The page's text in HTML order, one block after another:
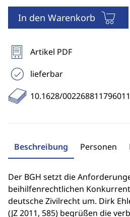
In den Warenkorb
Artikel PDF
lieferbar
10.1628/
Beschreibung Personen
Der BGH setzt die
beihilfenrechtlichen
deutsche Zivilrecht um. Dirk
(JZ 2011, 585) begrüßen die